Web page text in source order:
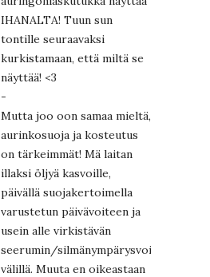
IHANALTA! Tuun sun
tontille seuraavaksi
kurkistamaan, että miltä se
näyttää! <3
-
Mutta joo oon samaa mieltä,
aurinkosuoja ja kosteutus
on tärkeimmät! Mä laitan
illaksi öljyä kasvoille,
päivällä suojakertoimella
varustetun päivävoiteen ja
usein alle virkistävän
seerumin/silmänympärysvoiteenkin
välillä. Muuta en oikeastaan